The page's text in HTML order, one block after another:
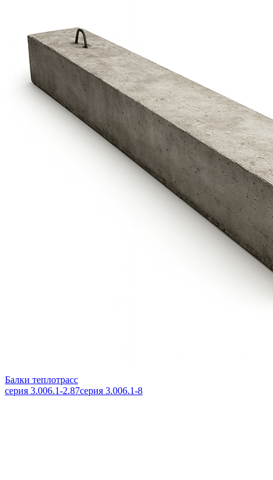
Балки теплотрасс
серия 3.006.1-2.87серия 3.006.1-8